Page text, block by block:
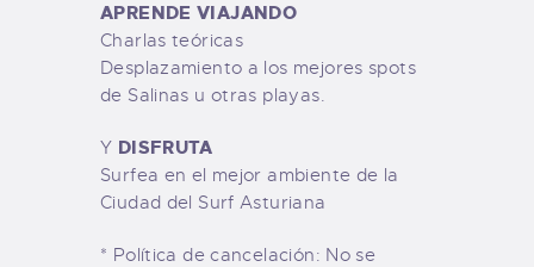
APRENDE VIAJANDO
Charlas teóricas
Desplazamiento a los mejores spots
de Salinas u otras playas.
Y DISFRUTA
Surfea en el mejor ambiente de la
Ciudad del Surf Asturiana
* Política de cancelación: No se